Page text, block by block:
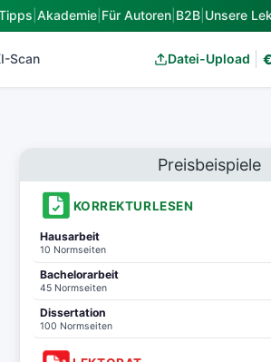
Akademie Für Autoren B2B Unsere
Scan Datei-Upload €
Preisbeispiele
KORREKTURLESEN
Hausarbeit
10 Normseiten
Bachelorarbeit
45 Normseiten
Dissertation
100 Normseiten